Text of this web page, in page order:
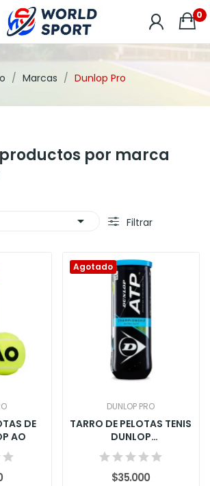
0
Marcas Dunlop Pro
por marca
 Filtrar
DE
AO
Agotado
DUNLOP PRO
TARRO DE PELOTAS TENIS
DUNLOP
CHAMPIONSCHIP
$35.000